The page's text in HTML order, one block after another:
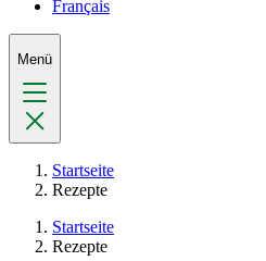
Français
Menü
Startseite
Rezepte
Startseite
Rezepte